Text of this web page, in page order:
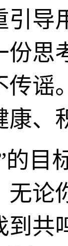
导
份思
传谣
康、
的目
无论
到共